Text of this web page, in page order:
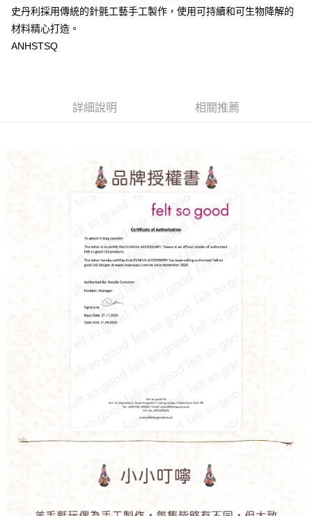
史丹利採用傳統的針氈工藝手工製作，使用可持續和可生物降解的
材料精心打造。
ANHSTSQ
詳細說明 相關推薦